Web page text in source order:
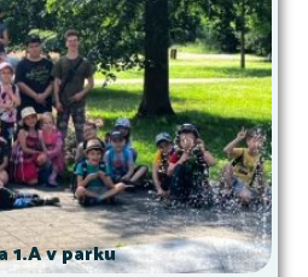
1.A v parku